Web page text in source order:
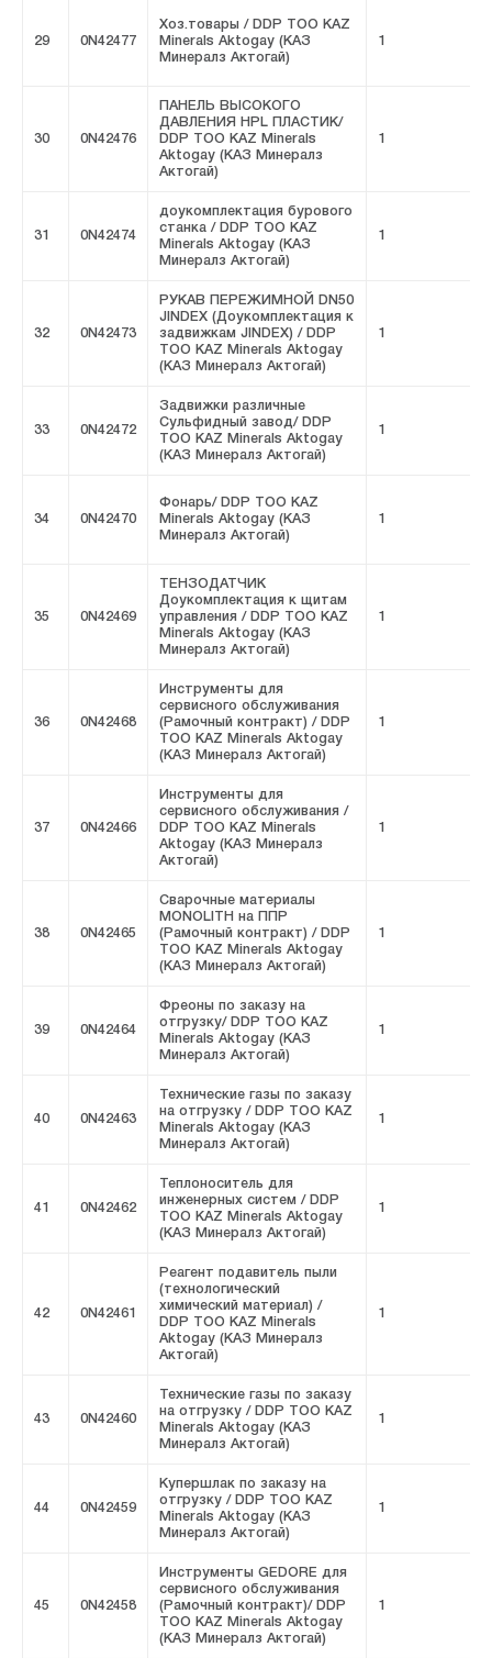
29 0N42477
Хоз.товары / DDP ТОО KAZ
Minerals Aktogay (КАЗ
Минералз Актогай)
1
30 0N42476
ПАНЕЛЬ ВЫСОКОГО
ДАВЛЕНИЯ HPL ПЛАСТИК/
DDP ТОО KAZ Minerals
Aktogay (КАЗ Минералз
Актогай)
1
31 0N42474
доукомплектация бурового
станка / DDP ТОО KAZ
Minerals Aktogay (КАЗ
Минералз Актогай)
1
32 0N42473
РУКАВ ПЕРЕЖИМНОЙ DN50
JINDEX (Доукомплектация к
задвижкам JINDEX) / DDP
ТОО KAZ Minerals Aktogay
(КАЗ Минералз Актогай)
1
33 0N42472
Задвижки различные
Сульфидный завод/ DDP
ТОО KAZ Minerals Aktogay
(КАЗ Минералз Актогай)
1
34 0N42470
Фонарь/ DDP ТОО KAZ
Minerals Aktogay (КАЗ
Минералз Актогай)
1
35 0N42469
ТЕНЗОДАТЧИК
Доукомплектация к щитам
управления / DDP ТОО KAZ
Minerals Aktogay (КАЗ
Минералз Актогай)
1
36 0N42468
Инструменты для
сервисного обслуживания
(Рамочный контракт) / DDP
ТОО KAZ Minerals Aktogay
(КАЗ Минералз Актогай)
1
37 0N42466
Инструменты для
сервисного обслуживания /
DDP ТОО KAZ Minerals
Aktogay (КАЗ Минералз
Актогай)
1
38 0N42465
Сварочные материалы
MONOLITH на ППР
(Рамочный контракт) / DDP
ТОО KAZ Minerals Aktogay
(КАЗ Минералз Актогай)
1
39 0N42464
Фреоны по заказу на
отгрузку/ DDP ТОО KAZ
Minerals Aktogay (КАЗ
Минералз Актогай)
1
40 0N42463
Технические газы по заказу
на отгрузку / DDP ТОО KAZ
Minerals Aktogay (КАЗ
Минералз Актогай)
1
41 0N42462
Теплоноситель для
инженерных систем / DDP
ТОО KAZ Minerals Aktogay
(КАЗ Минералз Актогай)
1
42 0N42461
Реагент подавитель пыли
(технологический
химический материал) /
DDP ТОО KAZ Minerals
Aktogay (КАЗ Минералз
Актогай)
1
43 0N42460
Технические газы по заказу
на отгрузку / DDP ТОО KAZ
Minerals Aktogay (КАЗ
Минералз Актогай)
1
44 0N42459
Купершлак по заказу на
отгрузку / DDP ТОО KAZ
Minerals Aktogay (КАЗ
Минералз Актогай)
1
45 0N42458
Инструменты GEDORE для
сервисного обслуживания
(Рамочный контракт)/ DDP
ТОО KAZ Minerals Aktogay
(КАЗ Минералз Актогай)
1